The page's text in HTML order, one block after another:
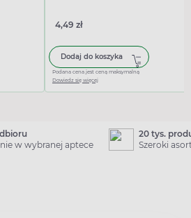
4,49 zł
Dodaj do koszyka
Podana cena jest ceną maksymalną
Dowiedz się więcej
w wybranej aptece
20 tys.
Szeroki